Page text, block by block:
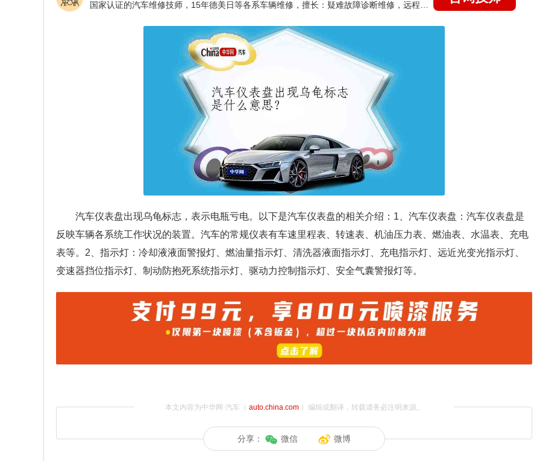
汽车仪表盘出现乌龟标志，表示电瓶亏电。以下是汽车仪表盘的相关介绍：1、汽车仪表盘：汽车仪表盘是
反映车辆各系统工作状况的装置。汽车的常规仪表有车速里程表、转速表、机油压力表、燃油表、水温表、充电
表等。2、指示灯：冷却液液面警报灯、燃油量指示灯、清洗器液面指示灯、充电指示灯、远近光变光指示灯、
变速器挡位指示灯、制动防抱死系统指示灯、驱动力控制指示灯、安全气囊警报灯等。
本文内容为中华网·汽车（ auto.china.com）编辑或翻译，转载请务必注明来源。
分享： 微信 微博